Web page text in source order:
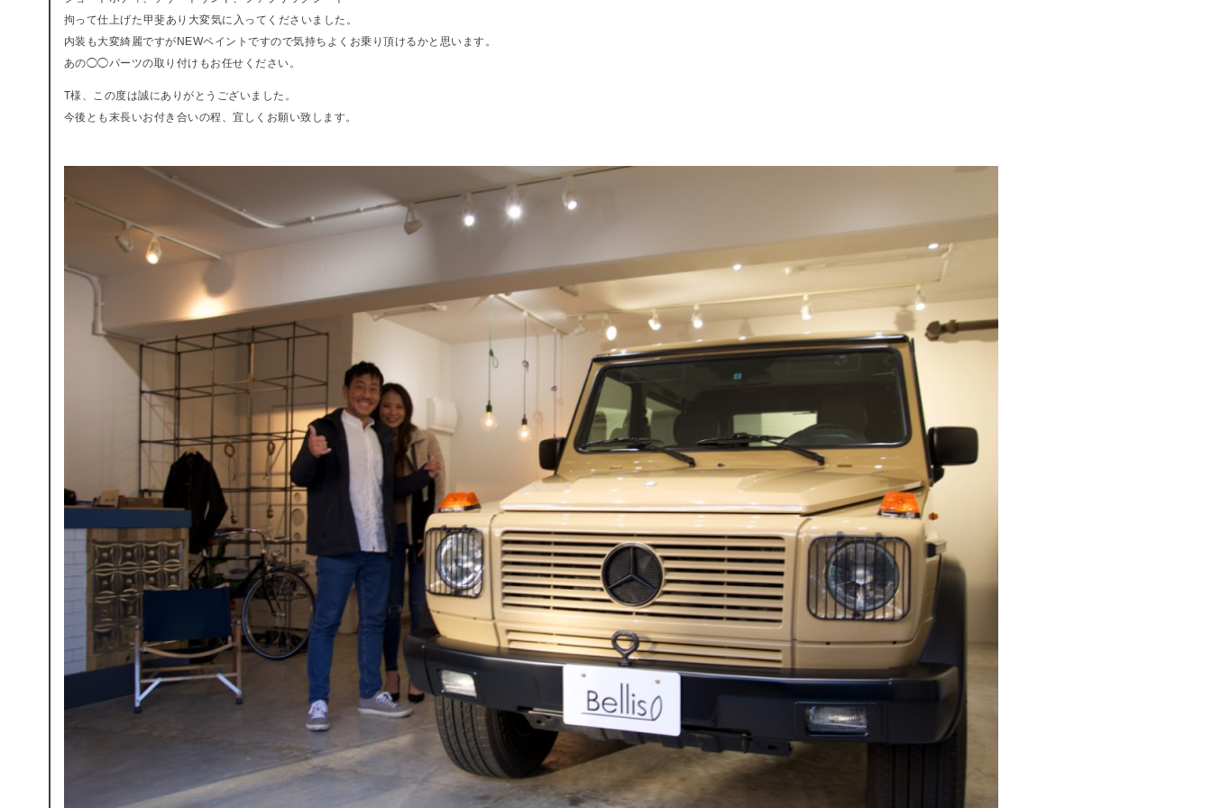
拘って仕上げた甲斐あり大変気に入ってくださいました。
内装も大変綺麗ですがNEWペイントですので気持ちよくお乗り頂けるかと思います。
あの◯◯パーツの取り付けもお任せください。
T様、この度は誠にありがとうございました。
今後とも末長いお付き合いの程、宜しくお願い致します。